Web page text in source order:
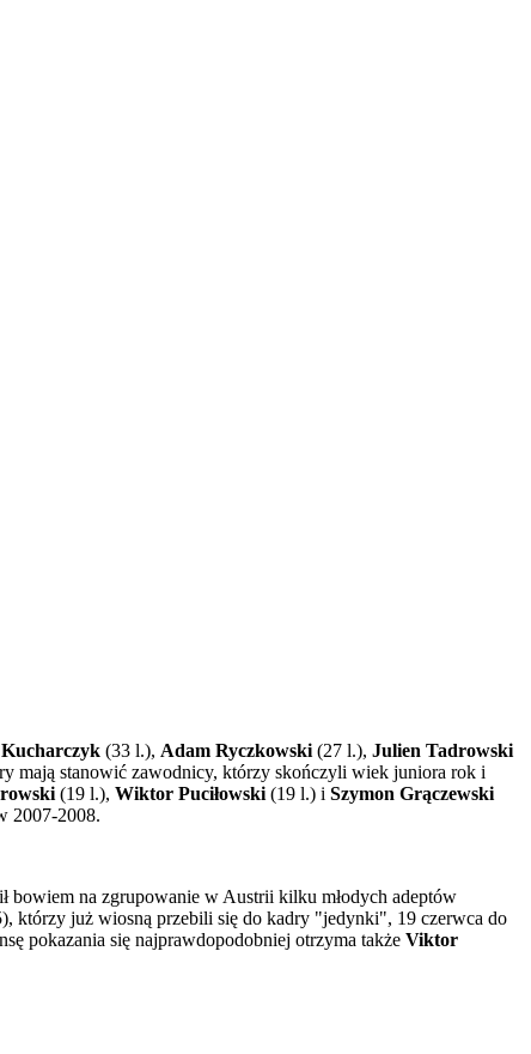
Kucharczyk (33 l.), Adam Ryczkowski (27 l.), Julien Tadrowski
mają stanowić zawodnicy, którzy skończyli wiek juniora rok i
(19 l.), Wiktor Puciłowski (19 l.) i Szymon Grączewski
2007-2008.
bowiem na zgrupowanie w Austrii kilku młodych adeptów
którzy już wiosną przebili się do kadry "jedynki", 19 czerwca do
pokazania się najprawdopodobniej otrzyma także Viktor